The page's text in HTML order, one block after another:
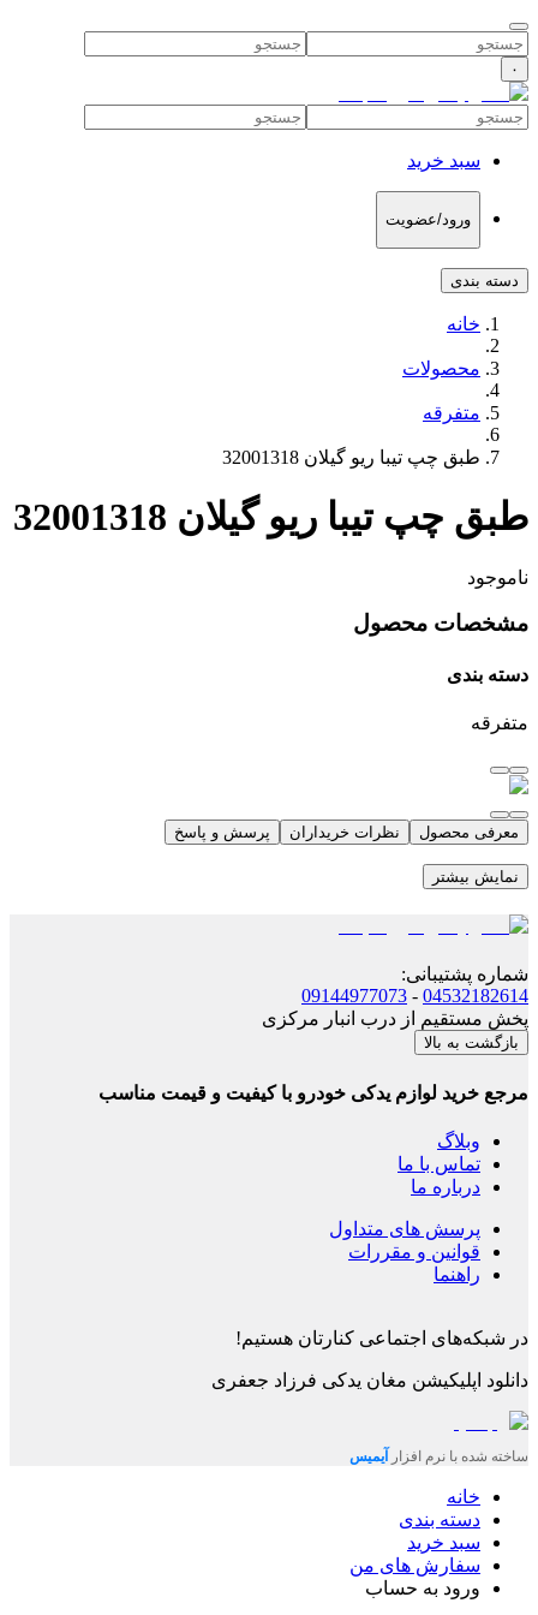
۰
سبد خرید
ورود/عضویت
دسته بندی
خانه
محصولات
متفرقه
طبق چپ تیبا ریو گیلان 32001318
طبق چپ تیبا ریو گیلان 32001318
ناموجود
مشخصات محصول
دسته بندی
متفرقه
معرفی محصول نظرات خریداران پرسش و پاسخ
نمایش بیشتر
شماره پشتیبانی:
04532182614
-
09144977073
پخش مستقیم از درب انبار مرکزی
بازگشت به بالا
مرجع خرید لوازم یدکی خودرو با کیفیت و قیمت مناسب
وبلاگ
تماس با ما
درباره ما
پرسش های متداول
قوانین و مقررات
راهنما
در شبکه‌های اجتماعی کنارتان هستیم!
دانلود اپلیکیشن مغان یدکی فرزاد جعفری
ساخته شده با نرم افزار آیمیس
خانه
دسته بندی
سبد خرید
سفارش های من
ورود به حساب